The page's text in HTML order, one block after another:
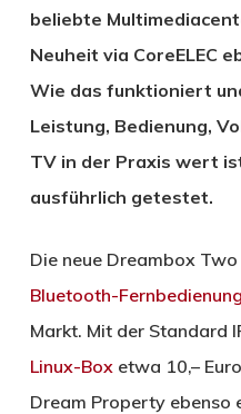
beliebte
Neuheit via CoreELEC
Wie das funktioniert
Leistung, Bedienung,
TV in der Praxis wert
ausführlich getestet.
Die neue Dreambox
Bluetooth-Fernbedienung
Markt. Mit der Standard
Linux-Boxetwa 10,–
Dream Property ebenso